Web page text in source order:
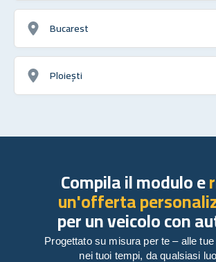
Bucarest
Ploiești
Compila il modulo e
un'offerta
per un veicolo con
Progettato su misura per te – alle
nei tuoi tempi, da qualsiasi